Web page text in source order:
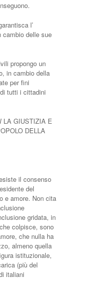
l’
cambio delle sue
propongo un
in cambio della
per fini
tutti i cittadini
LA GIUSTIZIA E
DELLA
il consenso
del
e amore. Non cita
gridata, in
colpi­sce, sono
che nulla ha
almeno quella
istituzionale,
(più del
italiani